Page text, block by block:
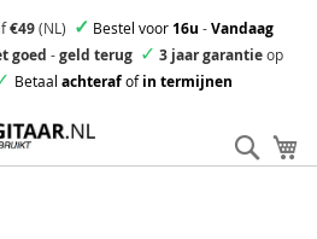
€49(NL) ✓ Bestel voor16u -Vandaag
goed -geld terug ✓ 3 jaar garantieop
Betaal achterafofin termijnen